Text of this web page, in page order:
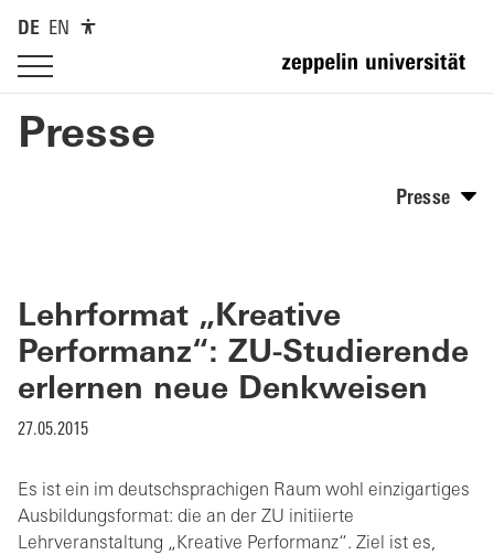
DE EN
Presse
Presse
Lehrformat „Kreative
Performanz“: ZU-Studierende
erlernen neue Denkweisen
27.05.2015
Es ist ein im deutschsprachigen Raum wohl einzigartiges
Ausbildungsformat: die an der ZU initiierte
Lehrveranstaltung „Kreative Performanz“. Ziel ist es,